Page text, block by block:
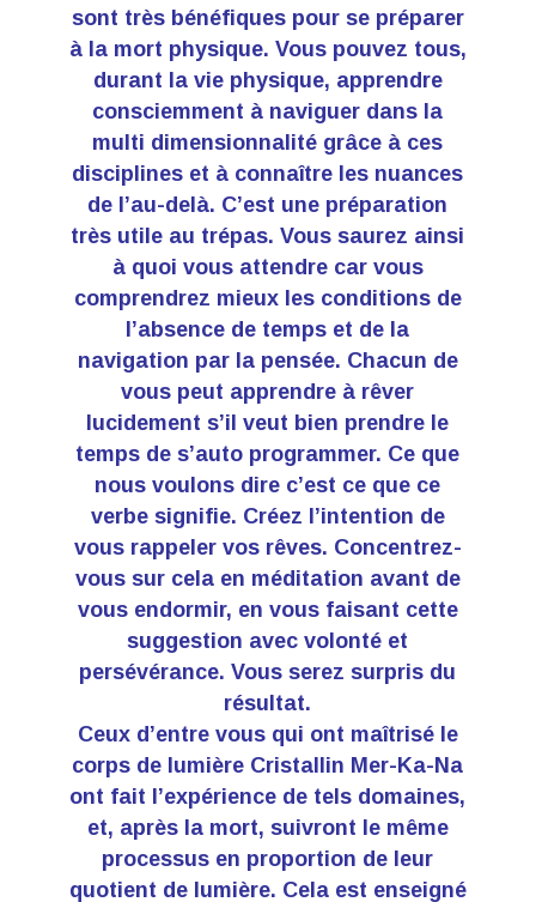
sont très bénéfiques pour se préparer
à la mort physique. Vous pouvez tous,
durant la vie physique, apprendre
consciemment à naviguer dans la
multi dimensionnalité grâce à ces
disciplines et à connaître les nuances
de l’au-delà. C’est une préparation
très utile au trépas. Vous saurez ainsi
à quoi vous attendre car vous
comprendrez mieux les conditions de
l’absence de temps et de la
navigation par la pensée. Chacun de
vous peut apprendre à rêver
lucidement s’il veut bien prendre le
temps de s’auto programmer. Ce que
nous voulons dire c’est ce que ce
verbe signifie. Créez l’intention de
vous rappeler vos rêves. Concentrez-
vous sur cela en méditation avant de
vous endormir, en vous faisant cette
suggestion avec volonté et
persévérance. Vous serez surpris du
résultat.
Ceux d’entre vous qui ont maîtrisé le
corps de lumière Cristallin Mer-Ka-Na
ont fait l’expérience de tels domaines,
et, après la mort, suivront le même
processus en proportion de leur
quotient de lumière. Cela est enseigné